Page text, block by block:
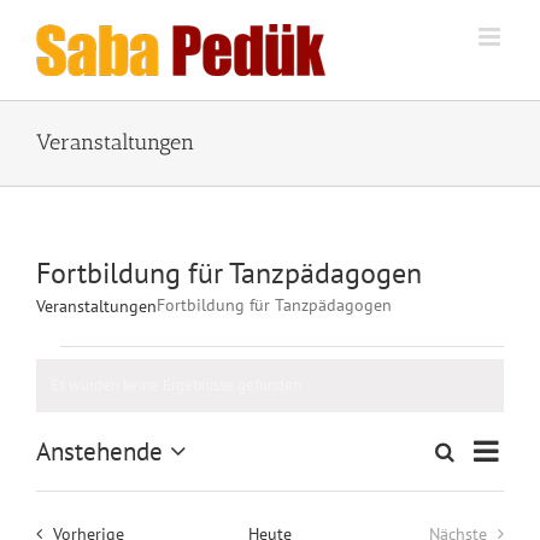
Inhalt
springen
Veranstaltungen
Fortbildung für Tanzpädagogen
VeranstaltungenFortbildung für Tanzpädagogen
Suche
und
SucheListe
Anstehende
VorherigeVeranstaltungen Heute
Nächste